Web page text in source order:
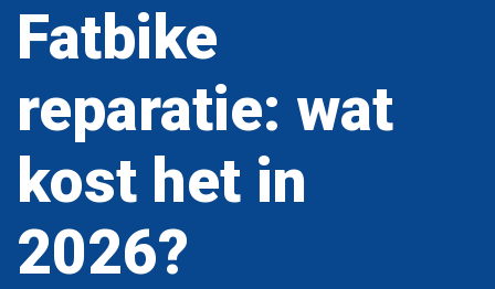
Fatbike
reparatie: wat
kost het in
2026?